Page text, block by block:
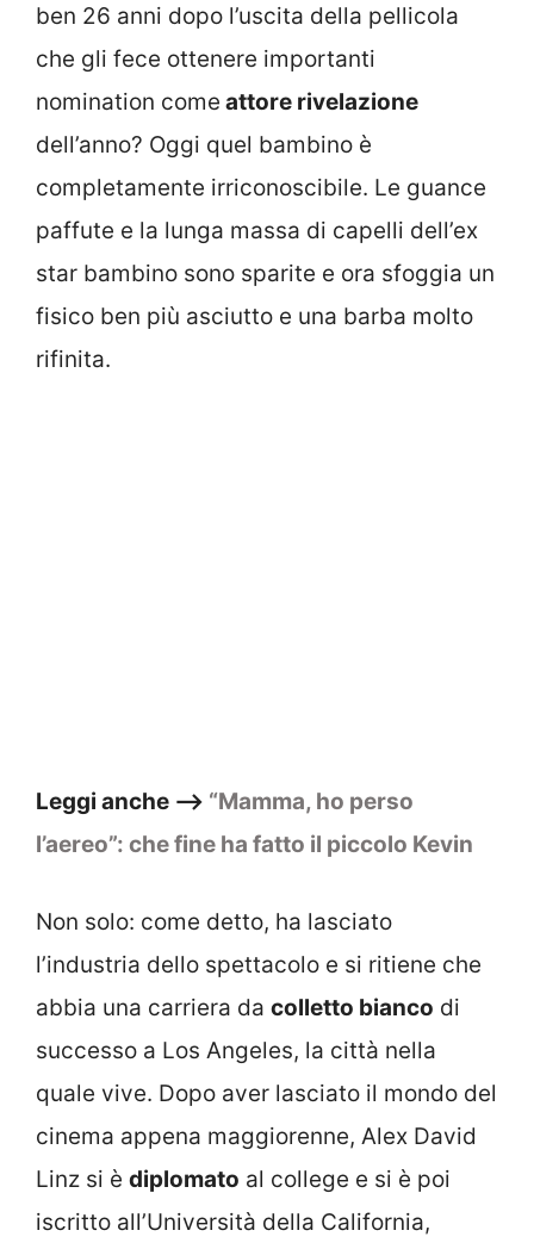
ben 26 anni dopo l’uscita della pellicola
che gli fece ottenere importanti
nomination come attore rivelazione
dell’anno? Oggi quel bambino è
completamente irriconoscibile. Le guance
paffute e la lunga massa di capelli dell’ex
star bambino sono sparite e ora sfoggia un
fisico ben più asciutto e una barba molto
rifinita.
Leggi anche –> “Mamma, ho perso
l’aereo”: che fine ha fatto il piccolo Kevin
Non solo: come detto, ha lasciato
l’industria dello spettacolo e si ritiene che
abbia una carriera da colletto bianco di
successo a Los Angeles, la città nella
quale vive. Dopo aver lasciato il mondo del
cinema appena maggiorenne, Alex David
Linz si è diplomato al college e si è poi
iscritto all’Università della California,